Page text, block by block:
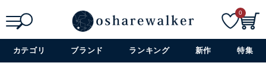
詳細検索+
0
カテゴリ ブランド ランキング 新作 特集